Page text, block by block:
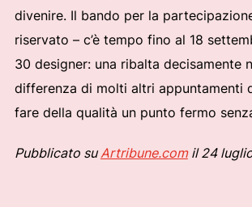
divenire. Il bando per la
riservato – c’è tempo fino al 18
30 designer: una ribalta decisamente
differenza di molti altri appuntamenti
fare della qualità un punto fermo
Pubblicato suArtribune.comil 24